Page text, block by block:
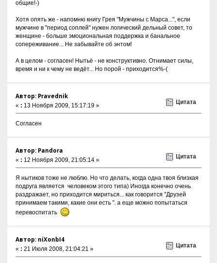
общие!-)
Хотя опять же - напомню книгу Грея "Мужчины с Марса...", если
мужчине в "период соплей" нужен логический дельный совет, то
женщине - больше эмоциональная поддержка и банальное
сопереживание... Не забывайте об энтом!
А в целом - согласен! Нытьё - не конструктивно. Отнимает силы,
время и ни к чему не ведёт... Но порой - приходится%-(
Автор: Pravednik
« : 13 Ноября 2009, 15:17:19 »
Цитата
Согласен
Автор: Pandora
« : 12 Ноября 2009, 21:05:14 »
Цитата
Я нытиков тоже не люблю. Но что делать, когда одна твоя близкая
подруга является человеком этого типа) Иногда конечно очень
раздражает, но приходится мириться... как говорится "Друзей
принимаем такими, какие они есть ". а еще можно попытаться
перевоспитать
Автор: niXonbI4
« : 21 Июля 2008, 21:04:21 »
Цитата